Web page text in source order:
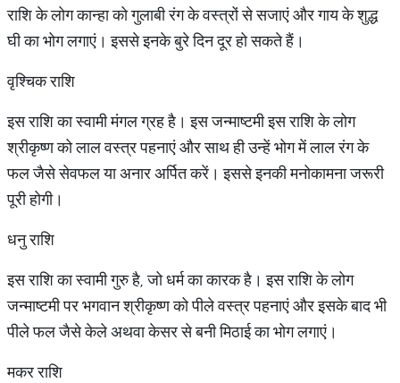
राशि के लोग कान्हा को गुलाबी रंग के वस्त्रों से सजाएं और गाय के शुद्ध
घी का भोग लगाएं। इससे इनके बुरे दिन दूर हो सकते हैं।
वृश्चिक राशि
इस राशि का स्वामी मंगल ग्रह है। इस जन्माष्टमी इस राशि के लोग
श्रीकृष्ण को लाल वस्त्र पहनाएं और साथ ही उन्हें भोग में लाल रंग के
फल जैसे सेवफल या अनार अर्पित करें। इससे इनकी मनोकामना जरूरी
पूरी होगी।
धनु राशि
इस राशि का स्वामी गुरु है, जो धर्म का कारक है। इस राशि के लोग
जन्माष्टमी पर भगवान श्रीकृष्ण को पीले वस्त्र पहनाएं और इसके बाद भी
पीले फल जैसे केले अथवा केसर से बनी मिठाई का भोग लगाएं।
मकर राशि